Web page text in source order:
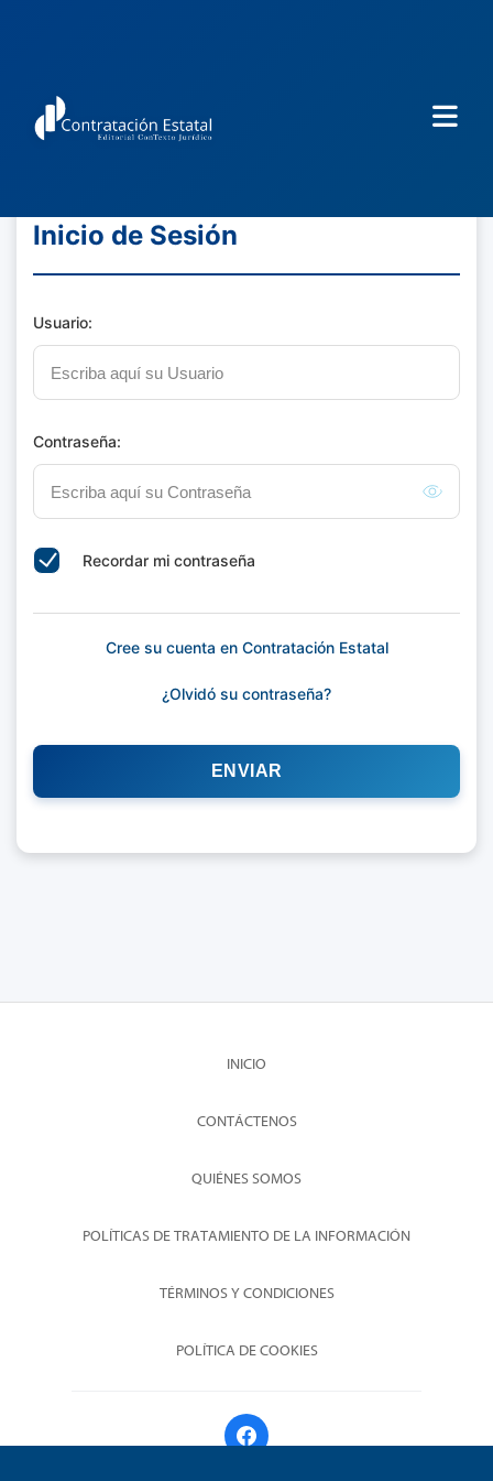
Inicio de Sesión
Usuario:
Contraseña:
Recordar mi contraseña
Cree su cuenta en Contratación Estatal
¿Olvidó su contraseña?
INICIO
CONTÁCTENOS
QUIÉNES SOMOS
POLÍTICAS DE TRATAMIENTO DE LA INFORMACIÓN
TÉRMINOS Y CONDICIONES
POLÍTICA DE COOKIES